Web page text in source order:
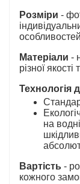
Розміри -
Матеріали -
різної
Технологія
на
Вартість -
кожного